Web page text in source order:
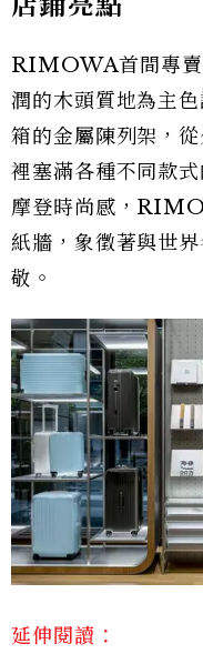
RIMOWA首間專賣
潤的木頭質地為主
箱的金屬陳列架，
裡塞滿各種不同款
摩登時尚感，
紙牆，象徵著與世
敬。
延伸閱讀：